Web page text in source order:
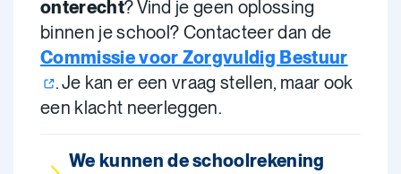
onterecht? Vind je geen oplossing
binnen je school? Contacteer dan de
Commissie voor Zorgvuldig Bestuur
. Je kan er een vraag stellen, maar ook
een klacht neerleggen.
We kunnen de schoolrekening